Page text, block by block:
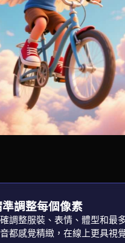
調整每個像素
調整服裝、表情、體型和最
都感覺精緻，在線上更具視